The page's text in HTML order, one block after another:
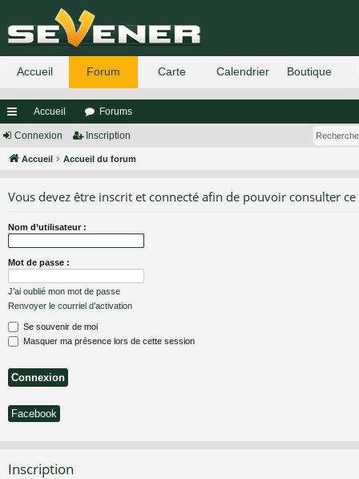
ac
co
s
Accueil Forums
Connexion Inscription
Accueil Accueil du forum
Vous devez être inscrit et connecté afin de pouvoir consulter
Nom d’utilisateur :
Mot de passe :
J’ai oublié mon mot de passe
Renvoyer le courriel d’activation
Se souvenir de moi
Masquer ma présence lors de cette session
Facebook
Inscription